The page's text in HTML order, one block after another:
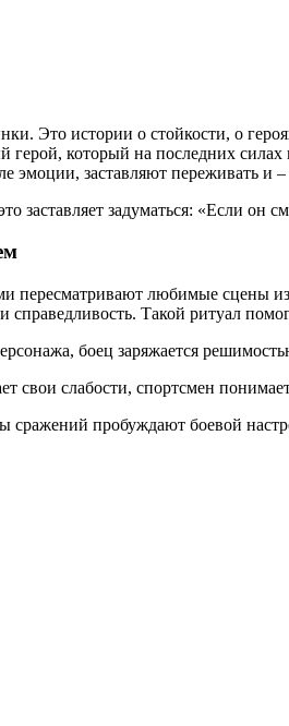
Это истории о стойкости, о
который на последних силах
заставляют переживать и –
заставляет задуматься: «Если он
пересматривают любимые сцены из
справедливость. Такой ритуал
боец заряжается
свои слабости, спортсмен
сражений пробуждают боевой